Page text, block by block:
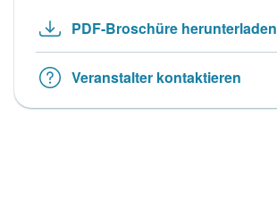
PDF-Broschüre herunterladen
Veranstalter kontaktieren